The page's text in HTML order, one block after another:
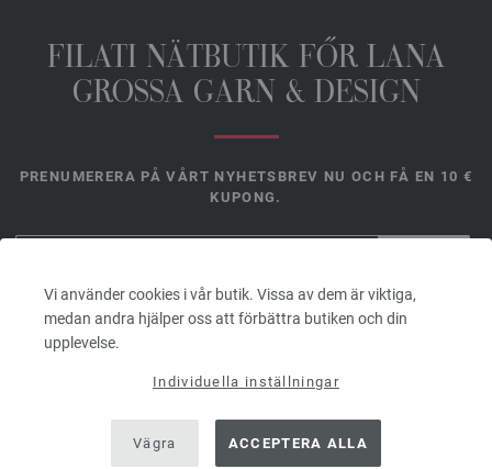
Vi använder cookies i vår butik. Vissa av dem är viktiga,
medan andra hjälper oss att förbättra butiken och din
upplevelse.
Individuella inställningar
Vägra ACCEPTERA ALLA
FILATI NÄTBUTIK FŐR LANA
GROSSA GARN & DESIGN
PRENUMERERA PÅ VÅRT NYHETSBREV NU OCH FÅ EN 10 €
KUPONG.
Kupongen är
dagar. Minsta ordervärde 45,- €. För förstagångsregistrering.
Endast en kupong kan lösas in per kund och beställning.